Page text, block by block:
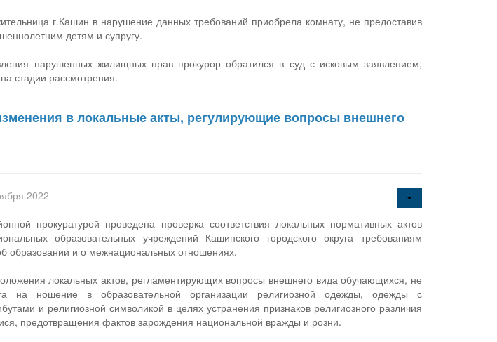
г.Кашин в нарушение данных требований приобрела комнату, не предоставив
детям и супругу.
нарушенных жилищных прав прокурор обратился в суд с исковым заявлением,
стадии рассмотрения.
в локальные акты, регулирующие вопросы внешнего
2022
прокуратурой проведена проверка соответствия локальных нормативных актов
образовательных учреждений Кашинского городского округа требованиям
образовании и о межнациональных отношениях.
локальных актов, регламентирующих вопросы внешнего вида обучающихся, не
на ношение в образовательной организации религиозной одежды, одежды с
и религиозной символикой в целях устранения признаков религиозного различия
предотвращения фактов зарождения национальной вражды и розни.